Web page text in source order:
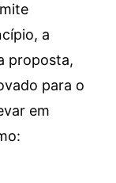
a
proposta,
para o
em